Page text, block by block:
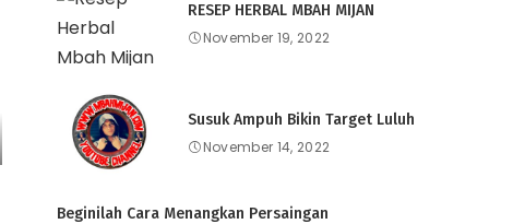
RESEP HERBAL MBAH MIJAN
November 19, 2022
Susuk Ampuh Bikin Target Luluh
November 14, 2022
Beginilah Cara Menangkan Persaingan